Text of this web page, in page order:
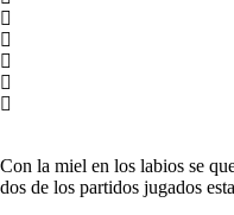
Con la miel en los labios se
dos de los partidos jugados